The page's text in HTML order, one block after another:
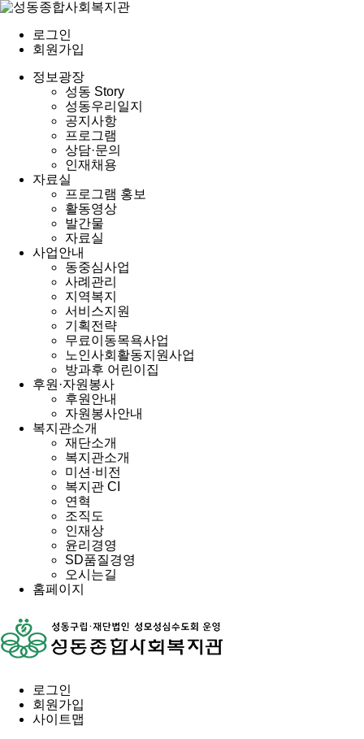
로그인
회원가입
정보광장
성동 Story
성동우리일지
공지사항
프로그램
상담·문의
인재채용
자료실
프로그램 홍보
활동영상
발간물
자료실
사업안내
동중심사업
사례관리
지역복지
서비스지원
기획전략
무료이동목욕사업
노인사회활동지원사업
방과후 어린이집
후원·자원봉사
후원안내
자원봉사안내
복지관소개
재단소개
복지관소개
미션·비전
복지관 CI
연혁
조직도
인재상
윤리경영
SD품질경영
오시는길
홈페이지
로그인
회원가입
사이트맵